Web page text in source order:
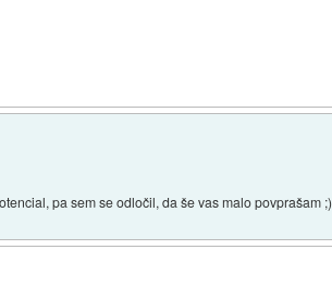
pa sem se odločil, da še vas malo povprašam ;)